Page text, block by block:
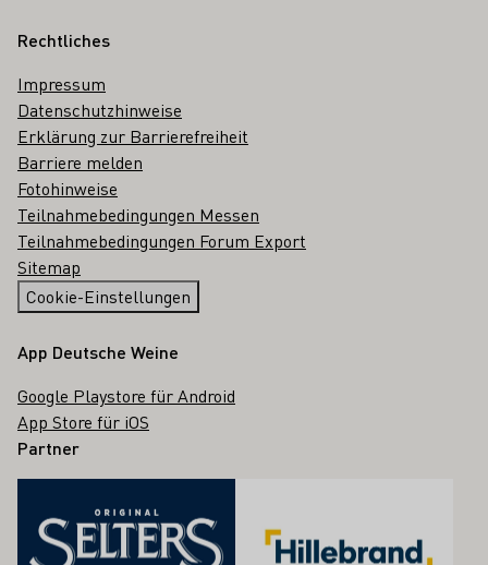
Rechtliches
Impressum
Datenschutzhinweise
Erklärung zur Barrierefreiheit
Barriere melden
Fotohinweise
Teilnahmebedingungen Messen
Teilnahmebedingungen Forum Export
Sitemap
Cookie-Einstellungen
App Deutsche Weine
Google Playstore für Android
App Store für iOS
Partner